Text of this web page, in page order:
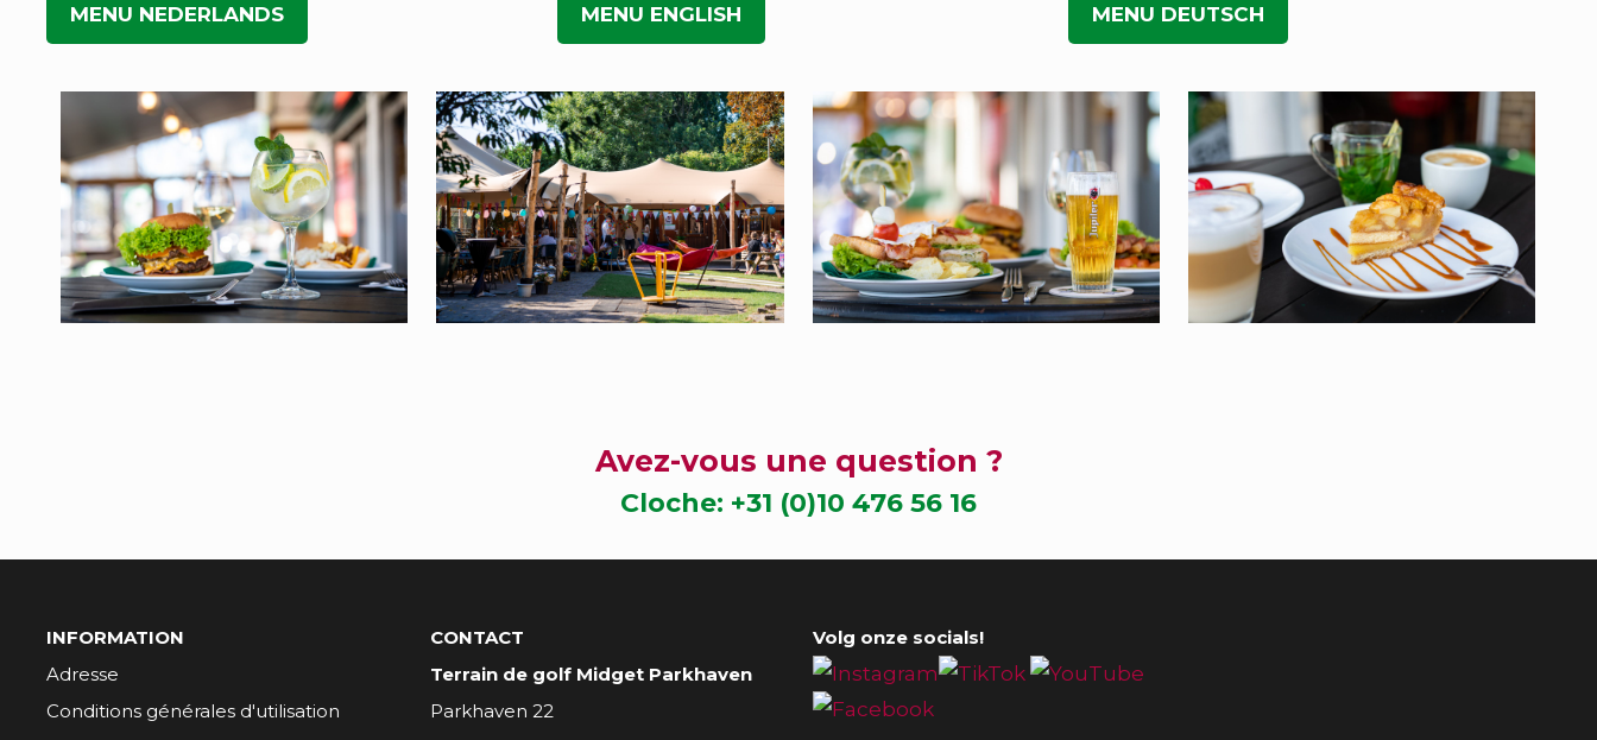
MENU NEDERLANDS MENU ENGLISH MENU DEUTSCH
Avez-vous une question ?
Cloche: +31 (0)10 476 56 16
INFORMATION
Adresse
Conditions générales d'utilisation
CONTACT
Terrain de golf Midget Parkhaven
Parkhaven 22
Volg onze socials!